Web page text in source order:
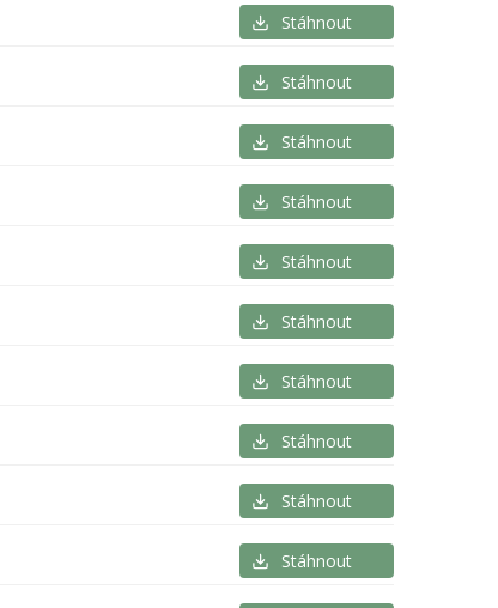
Stáhnout
Stáhnout
Stáhnout
Stáhnout
Stáhnout
Stáhnout
Stáhnout
Stáhnout
Stáhnout
Stáhnout